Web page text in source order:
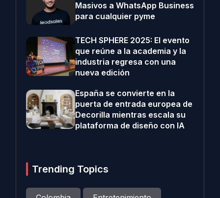
Masivos a WhatsApp Business
para cualquier pyme
TECH SPHERE 2025: El evento
que reúne a la academia y la
industria regresa con una
nueva edición
España se convierte en la
puerta de entrada europea de
Decorilla mientras escala su
plataforma de diseño con IA
Trending Topics